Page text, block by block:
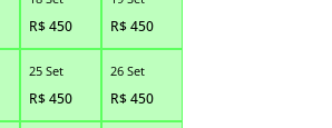
R$450 R$450
25 Set
R$450
26 Set
R$450